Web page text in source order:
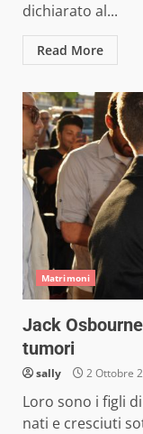
dichiarato al...
Read More
Matrimoni
Jack
tumori
sally 2 Ottobre
Loro sono i figli
nati e cresciuti